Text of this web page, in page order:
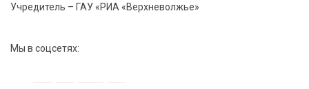
Учредитель – ГАУ «РИА «Верхневолжье»
Мы в соцсетях: